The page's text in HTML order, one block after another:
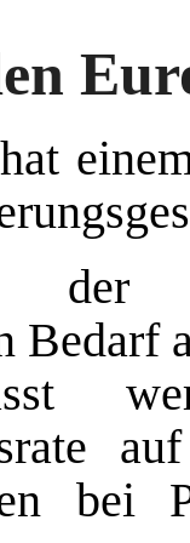
der
bei